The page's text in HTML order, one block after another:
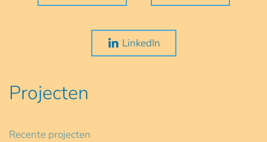
LinkedIn
Projecten
Recente projecten